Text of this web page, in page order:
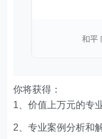
你将获得：
1、价值上万元的专
2、专业案例分析和